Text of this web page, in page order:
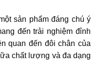
sản phẩm đáng chú ý
đến trải nghiệm đỉnh
quan đến đôi chân của
chất lượng và đa dạng